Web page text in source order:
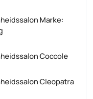
Marke:
Coccole
Cleopatra